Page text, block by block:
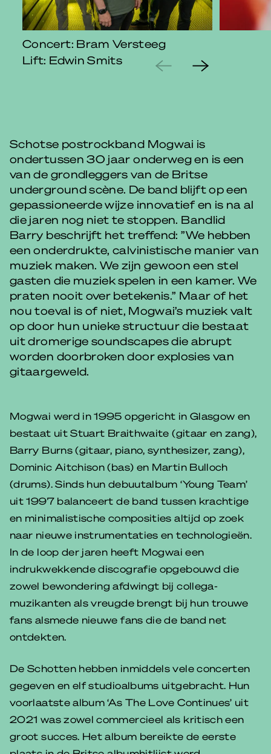
Concert: Bram Versteeg
Lift: Edwin Smits
Schotse postrockband Mogwai is
ondertussen 30 jaar onderweg en is een
van de grondleggers van de Britse
underground scène. De band blijft op een
gepassioneerde wijze innovatief en is na al
die jaren nog niet te stoppen. Bandlid
Barry beschrijft het treffend: ”We hebben
een onderdrukte, calvinistische manier van
muziek maken. We zijn gewoon een stel
gasten die muziek spelen in een kamer. We
praten nooit over betekenis.” Maar of het
nou toeval is of niet, Mogwai’s muziek valt
op door hun unieke structuur die bestaat
uit dromerige soundscapes die abrupt
worden doorbroken door explosies van
gitaargeweld.
Mogwai werd in 1995 opgericht in Glasgow en
bestaat uit Stuart Braithwaite (gitaar en zang),
Barry Burns (gitaar, piano, synthesizer, zang),
Dominic Aitchison (bas) en Martin Bulloch
(drums). Sinds hun debuutalbum ‘Young Team’
uit 1997 balanceert de band tussen krachtige
en minimalistische composities altijd op zoek
naar nieuwe instrumentaties en technologieën.
In de loop der jaren heeft Mogwai een
indrukwekkende discografie opgebouwd die
zowel bewondering afdwingt bij collega-
muzikanten als vreugde brengt bij hun trouwe
fans alsmede nieuwe fans die de band net
ontdekten.
De Schotten hebben inmiddels vele concerten
gegeven en elf studioalbums uitgebracht. Hun
voorlaatste album ‘As The Love Continues’ uit
2021 was zowel commercieel als kritisch een
groot succes. Het album bereikte de eerste